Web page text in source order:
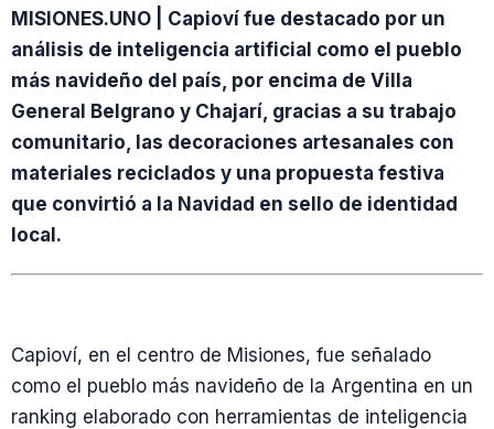
MISIONES.UNO | Capioví fue destacado por un
análisis de inteligencia artificial como el pueblo
más navideño del país, por encima de Villa
General Belgrano y Chajarí, gracias a su trabajo
comunitario, las decoraciones artesanales con
materiales reciclados y una propuesta festiva
que convirtió a la Navidad en sello de identidad
local.
Capioví, en el centro de Misiones, fue señalado
como el pueblo más navideño de la Argentina en un
ranking elaborado con herramientas de inteligencia